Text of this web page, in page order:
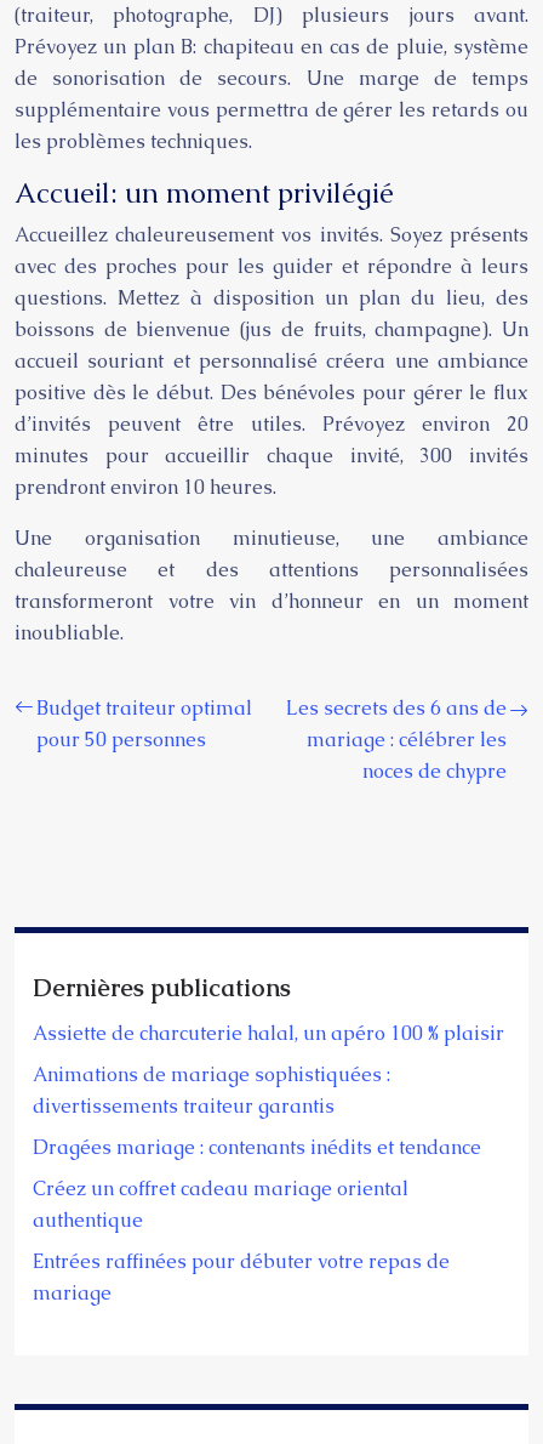
(traiteur, photographe, DJ) plusieurs jours avant.
Prévoyez un plan B: chapiteau en cas de pluie, système
de sonorisation de secours. Une marge de temps
supplémentaire vous permettra de gérer les retards ou
les problèmes techniques.
Accueil: un moment privilégié
Accueillez chaleureusement vos invités. Soyez présents
avec des proches pour les guider et répondre à leurs
questions. Mettez à disposition un plan du lieu, des
boissons de bienvenue (jus de fruits, champagne). Un
accueil souriant et personnalisé créera une ambiance
positive dès le début. Des bénévoles pour gérer le flux
d’invités peuvent être utiles. Prévoyez environ 20
minutes pour accueillir chaque invité, 300 invités
prendront environ 10 heures.
Une organisation minutieuse, une ambiance
chaleureuse et des attentions personnalisées
transformeront votre vin d’honneur en un moment
inoubliable.
Budget traiteur optimal
pour 50 personnes
Les secrets des 6 ans de
mariage : célébrer les
noces de chypre
Dernières publications
Assiette de charcuterie halal, un apéro 100 % plaisir
Animations de mariage sophistiquées :
divertissements traiteur garantis
Dragées mariage : contenants inédits et tendance
Créez un coffret cadeau mariage oriental
authentique
Entrées raffinées pour débuter votre repas de
mariage